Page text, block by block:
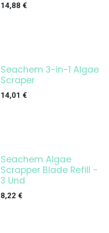
14,88 €
Seachem 3-in-1 Algae
Scraper
14,01 €
Seachem Algae
Scrapper Blade Refill -
3 Und
8,22 €